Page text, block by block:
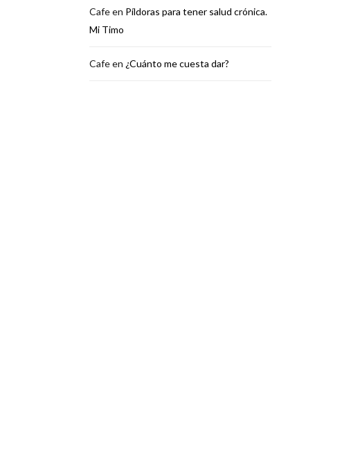
Cafeen Píldoras para tener salud crónica.
Mi Timo
Cafeen ¿Cuánto me cuesta dar?